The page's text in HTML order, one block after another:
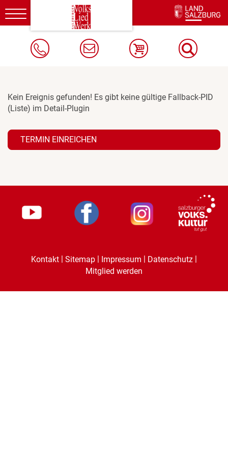
Toggle
navigation
Kein Ereignis gefunden! Es gibt keine gültige Fallback-PID
(Liste) im Detail-Plugin
TERMIN EINREICHEN
Kontakt Sitemap Impressum Datenschutz
Mitglied werden